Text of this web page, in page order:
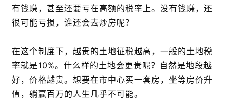
有钱赚，甚至还要亏在高额的税率上。没有钱赚，还
很可能亏损，谁还会去炒房呢？
在这个制度下，越贵的土地征税越高，一般的土地税
率就是10%。什么样的土地会更贵呢？自然是地段越
好，价格越贵。想要在市中心买一套房，坐等房价升
值，躺赢百万的人生几乎不可能。